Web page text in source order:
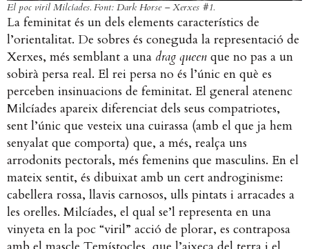
El poc viril Milcíades. Font: Dark Horse – Xerxes #1.
La feminitat és un dels elements característics de
l’orientalitat. De sobres és coneguda la representació de
Xerxes, més semblant a una drag queen que no pas a un
sobirà persa real. El rei persa no és l’únic en què es
perceben insinuacions de feminitat. El general atenenc
Milcíades apareix diferenciat dels seus compatriotes,
sent l’únic que vesteix una cuirassa (amb el que ja hem
senyalat que comporta) que, a més, realça uns
arrodonits pectorals, més femenins que masculins. En el
mateix sentit, és dibuixat amb un cert androginisme:
cabellera rossa, llavis carnosos, ulls pintats i arracades a
les orelles. Milcíades, el qual se’l representa en una
vinyeta en la poc “viril” acció de plorar, es contraposa